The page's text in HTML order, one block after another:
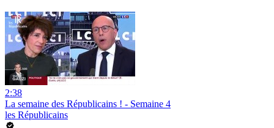
2:38
La semaine des Républicains ! - Semaine 4
les Républicains